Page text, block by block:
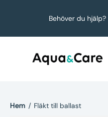
Behöver du hjälp?
Hem / Fläkt till ballast